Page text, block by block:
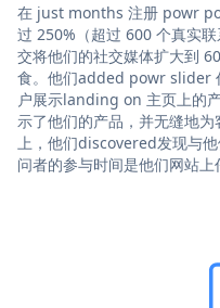
在 just months 注册 powr
过 250%（超过 600 个真实
交将他们的社交媒体扩大到
食。他们added powr slider
户展示landing on 主页上的
示了他们的产品，并无缝地
上，他们discovered发现与
问者的参与时间是他们网站上